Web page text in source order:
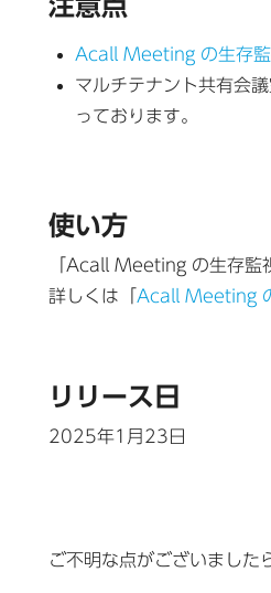
注意点
Acall Meeting の生存
マルチテナント共有会
っております。
使い方
「Acall Meeting の生存監
詳しくは「 Acall Meeting
リリース日
2025年1月23日
ご不明な点がございました